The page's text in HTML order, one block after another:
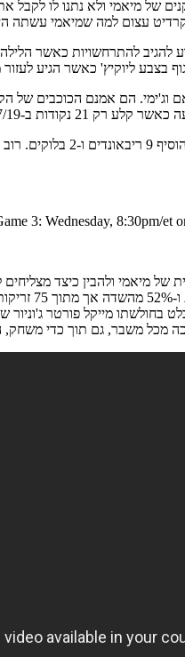
עצום למה שמיאמי עשתה
וג'ימי. הם אמנם הכוכבים
במאני טיים ושמר נפלא את גמ'אל מארי.
באם קלע גם הוא
3: Wednesday, 8:30pm/et
מכל משבר, גם תוך כדי משחק,